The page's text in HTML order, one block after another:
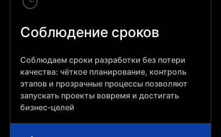
Соблюдение сроков
Соблюдаем сроки разработки без потери
качества: чёткое планирование, контроль
этапов и прозрачные процессы позволяют
запускать проекты вовремя и достигать
бизнес-целей